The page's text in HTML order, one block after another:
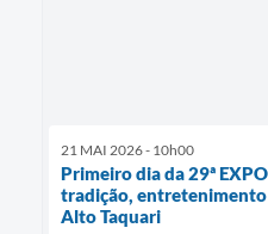
21 MAI 2026 - 10h00
Primeiro dia da 29ª
tradição, entretenimento
Alto Taquari